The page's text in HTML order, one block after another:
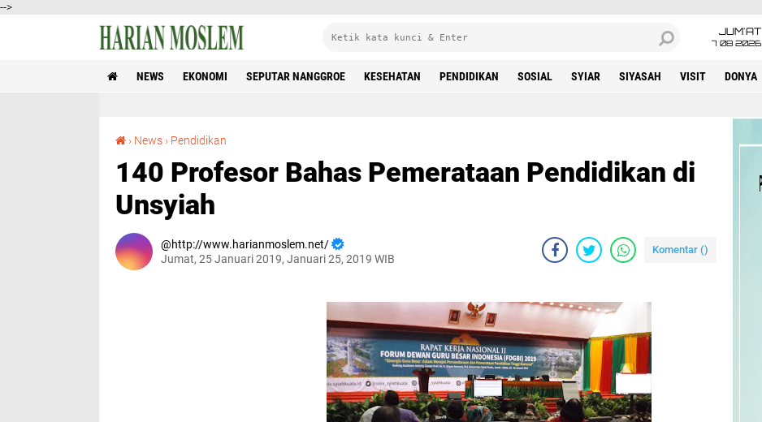
-->
JUM'AT
7 08 2026
NEWS EKONOMI SEPUTAR NANGGROE KESEHATAN PENDIDIKAN SOSIAL SYIAR SIYASAH VISIT DONYA
› News › Pendidikan
140 Profesor Bahas Pemerataan Pendidikan di
Unsyiah
http://www.harianmoslem.net/
Jumat, 25 Januari 2019, Januari 25, 2019 WIB
Komentar ()